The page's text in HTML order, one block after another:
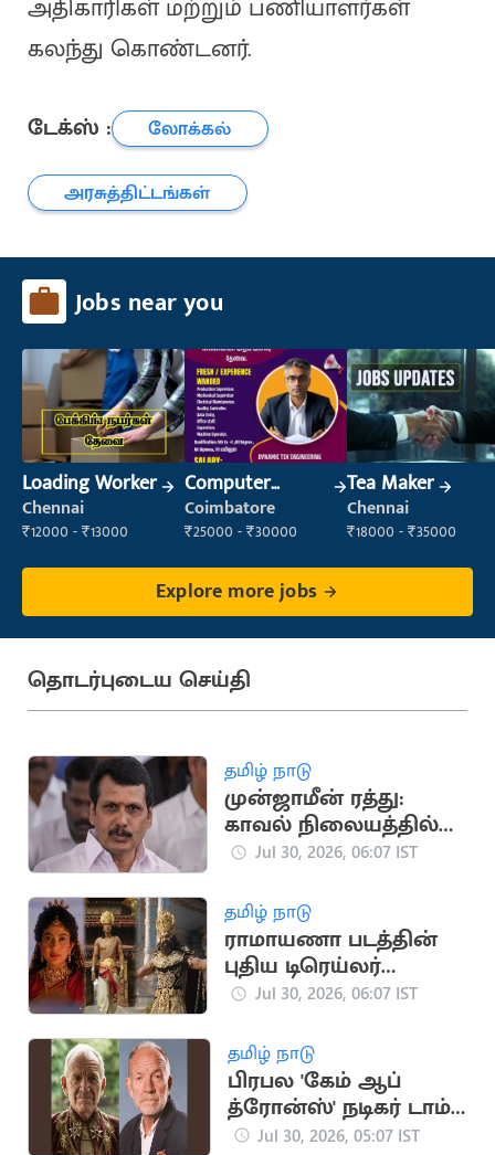
அதிகாரிகள் மற்றும் பணியாளர்கள்
கலந்து கொண்டனர்.
டேக்ஸ் :
லோக்கல்
அரசுத்திட்டங்கள்
Jobs near you
Loading Worker
Chennai
₹12000 - ₹13000
Computer
Operator
Coimbatore
₹25000 - ₹30000
Tea Maker
Chennai
₹18000 - ₹35000
Explore more jobs
தொடர்புடைய செய்தி
தமிழ் நாடு
முன்ஜாமீன் ரத்து:
காவல் நிலையத்தில்
ஆஜராகாத செந்தில்
Jul 30, 2026, 06:07 IST
தமிழ் நாடு
ராமாயணா படத்தின்
புதிய டிரெய்லர்
வெளியீடு: சமூக
வைரல்
Jul 30, 2026, 06:07 IST
தமிழ் நாடு
பிரபல 'கேம் ஆப்
த்ரோன்ஸ்' நடிகர் டாம்
சாட்பன் காலமானார்
Jul 30, 2026, 05:07 IST